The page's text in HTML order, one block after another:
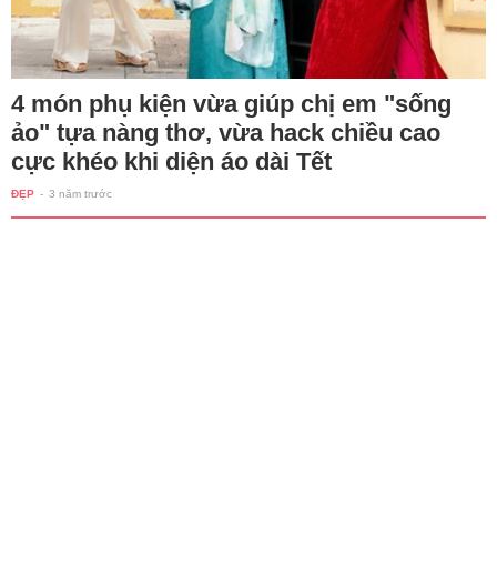
4 món phụ kiện vừa giúp chị em "sống
ảo" tựa nàng thơ, vừa hack chiều cao
cực khéo khi diện áo dài Tết
ĐẸP - 3 năm trước